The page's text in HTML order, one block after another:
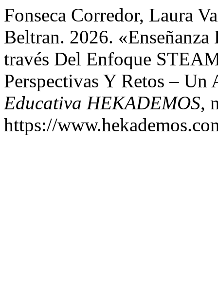
Fonseca Corredor, Laura
Beltran. 2026. «Enseñanza
través Del Enfoque
Perspectivas Y Retos –
Educativa HEKADEMOS,
https://